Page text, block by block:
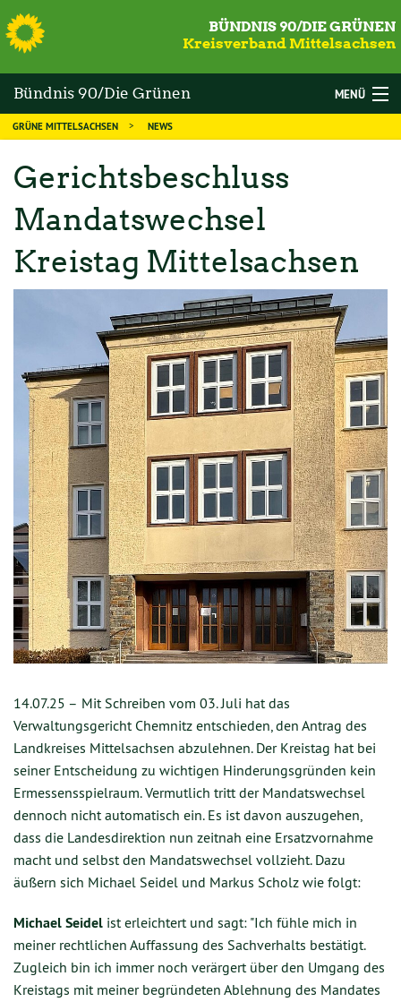
S
BÜNDNIS 90/DIE GRÜNEN
Kreisverband Mittelsachsen
Bündnis 90/Die Grünen
Mittelsachsen
MENÜ
WAHLEN
DIE GRÜNEN
MANDATSTRÄGER
THEMEN
KALENDER
MITGLIED WERDEN
GRÜNE MITTELSACHSEN NEWS
Gerichtsbeschluss
Mandatswechsel
Kreistag Mittelsachsen
14.07.25 – Mit Schreiben vom 03. Juli hat das
Verwaltungsgericht Chemnitz entschieden, den Antrag des
Landkreises Mittelsachsen abzulehnen. Der Kreistag hat bei
seiner Entscheidung zu wichtigen Hinderungsgründen kein
Ermessensspielraum. Vermutlich tritt der Mandatswechsel
dennoch nicht automatisch ein. Es ist davon auszugehen,
dass die Landesdirektion nun zeitnah eine Ersatzvornahme
macht und selbst den Mandatswechsel vollzieht. Dazu
äußern sich Michael Seidel und Markus Scholz wie folgt:
Michael Seidel ist erleichtert und sagt: "Ich fühle mich in
meiner rechtlichen Auffassung des Sachverhalts bestätigt.
Zugleich bin ich immer noch verärgert über den Umgang des
Kreistags mit meiner begründeten Ablehnung des Mandates